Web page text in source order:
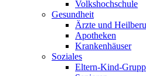
Volkshochschule
Gesundheit
Ärzte und
Apotheken
Krankenhäuser
Soziales
Eltern-Kind-